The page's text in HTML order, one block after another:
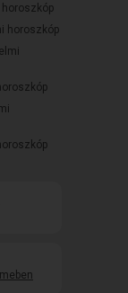
horoszkóp